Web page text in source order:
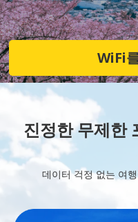
WiFi
진정한 무제한
데이터 걱정 없는 여